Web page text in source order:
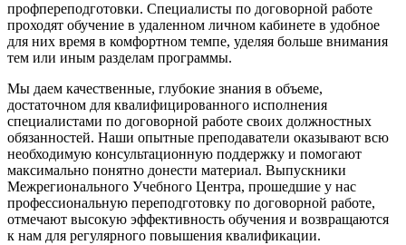
профпереподготовки. Специалисты по договорной работе
проходят обучение в удаленном личном кабинете в удобное
для них время в комфортном темпе, уделяя больше внимания
тем или иным разделам программы.
Мы даем качественные, глубокие знания в объеме,
достаточном для квалифицированного исполнения
специалистами по договорной работе своих должностных
обязанностей. Наши опытные преподаватели оказывают всю
необходимую консультационную поддержку и помогают
максимально понятно донести материал. Выпускники
Межрегионального Учебного Центра, прошедшие у нас
профессиональную переподготовку по договорной работе,
отмечают высокую эффективность обучения и возвращаются
к нам для регулярного повышения квалификации.